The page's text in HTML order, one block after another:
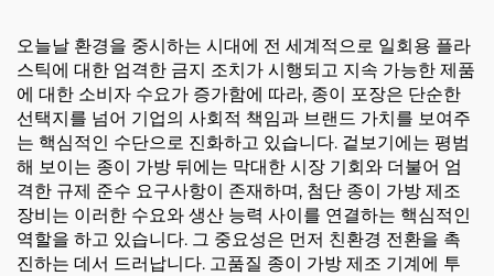
오늘날 환경을 중시하는 시대에 전 세계적으로 일회용 플라
스틱에 대한 엄격한 금지 조치가 시행되고 지속 가능한 제품
에 대한 소비자 수요가 증가함에 따라, 종이 포장은 단순한
선택지를 넘어 기업의 사회적 책임과 브랜드 가치를 보여주
는 핵심적인 수단으로 진화하고 있습니다. 겉보기에는 평범
해 보이는 종이 가방 뒤에는 막대한 시장 기회와 더불어 엄
격한 규제 준수 요구사항이 존재하며, 첨단 종이 가방 제조
장비는 이러한 수요와 생산 능력 사이를 연결하는 핵심적인
역할을 하고 있습니다. 그 중요성은 먼저 친환경 전환을 촉
진하는 데서 드러납니다. 고품질 종이 가방 제조 기계에 투